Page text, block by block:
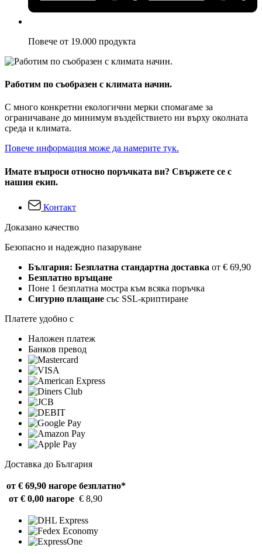
Повече от 19.000 продукта
Работим по съобразен с климата начин.
С много конкретни екологични мерки спомагаме за
ограничаване до минимум въздействието ни върху околната
среда и климата.
Повече информация може да намерите тук.
Имате въпроси относно поръчката ви? Свържете се с
нашия екип.
Контакт
Доказано качество
Безопасно и надеждно пазаруване
България: Безплатна стандартна доставка от € 69,90
Безплатно връщане
Поне 1 безплатна мостра към всяка поръчка
Сигурно плащане със SSL-криптиране
Платете удобно с
Наложен платеж
Банков превод
Доставка до България
от € 69,90 нагоре безплатно*
от € 0,00 нагоре € 8,90